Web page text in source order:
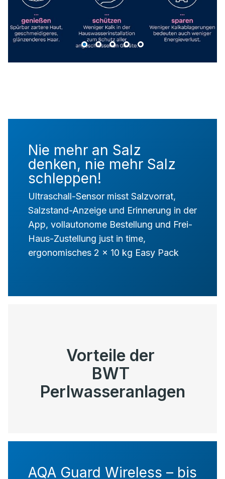
Nie mehr an Salz
denken, nie mehr Salz
schleppen!
Ultraschall-Sensor misst Salzvorrat,
Salzstand-Anzeige und Erinnerung in der
App, vollautonome Bestellung und Frei-
Haus-Zustellung just in time,
ergonomisches 2 x 10 kg Easy Pack
Vorteile der
BWT
Perlwasseranlagen
AQA Guard Wireless – bis